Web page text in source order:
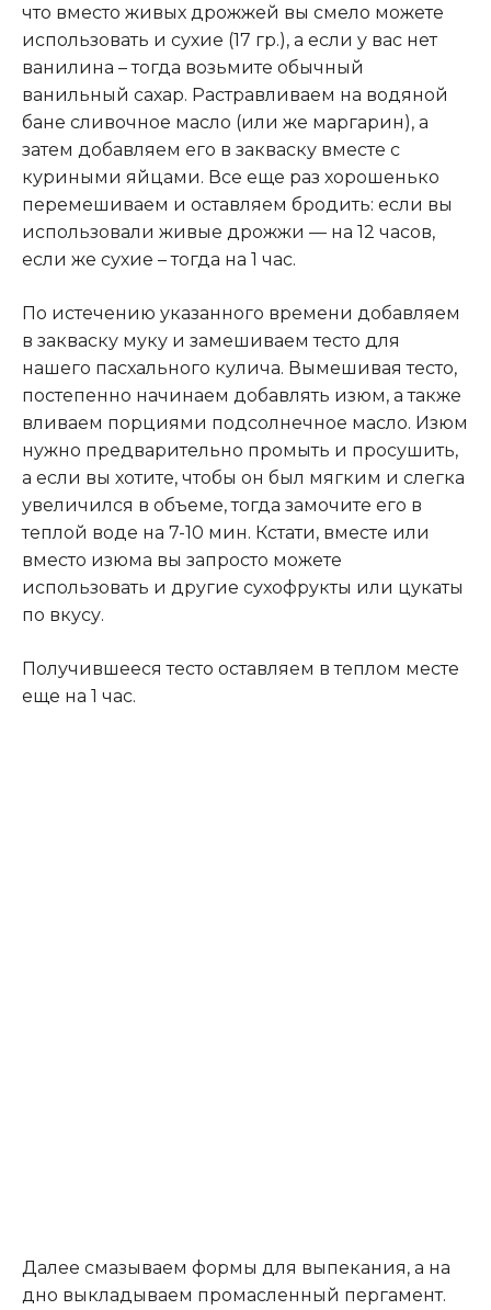
что вместо живых дрожжей вы смело можете
использовать и сухие (17 гр.), а если у вас нет
ванилина – тогда возьмите обычный
ванильный сахар. Растравливаем на водяной
бане сливочное масло (или же маргарин), а
затем добавляем его в закваску вместе с
куриными яйцами. Все еще раз хорошенько
перемешиваем и оставляем бродить: если вы
использовали живые дрожжи — на 12 часов,
если же сухие – тогда на 1 час.
По истечению указанного времени добавляем
в закваску муку и замешиваем тесто для
нашего пасхального кулича. Вымешивая тесто,
постепенно начинаем добавлять изюм, а также
вливаем порциями подсолнечное масло. Изюм
нужно предварительно промыть и просушить,
а если вы хотите, чтобы он был мягким и слегка
увеличился в объеме, тогда замочите его в
теплой воде на 7-10 мин. Кстати, вместе или
вместо изюма вы запросто можете
использовать и другие сухофрукты или цукаты
по вкусу.
Получившееся тесто оставляем в теплом месте
еще на 1 час.
Далее смазываем формы для выпекания, а на
дно выкладываем промасленный пергамент.